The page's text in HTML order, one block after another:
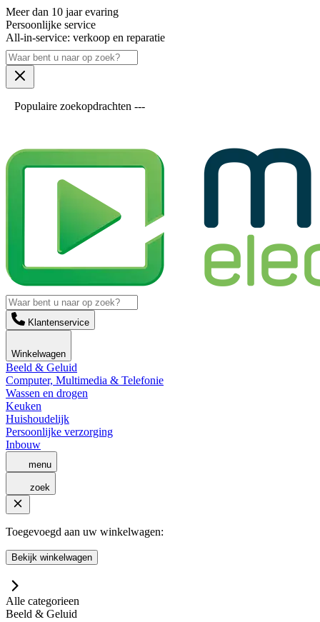
Meer dan 10 jaar evaring
Persoonlijke service
All-in-service: verkoop en reparatie
Populaire zoekopdrachten ---
Klantenservice
Winkelwagen
Beeld & Geluid
Computer, Multimedia & Telefonie
Wassen en drogen
Keuken
Huishoudelijk
Persoonlijke verzorging
Inbouw
menu
zoek
Toegevoegd aan uw winkelwagen:
Bekijk winkelwagen
Alle categorieen
Beeld & Geluid